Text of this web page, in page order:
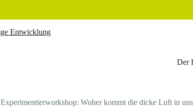
Der
Experimentierworkshop: Woher kommt die dicke Luft in